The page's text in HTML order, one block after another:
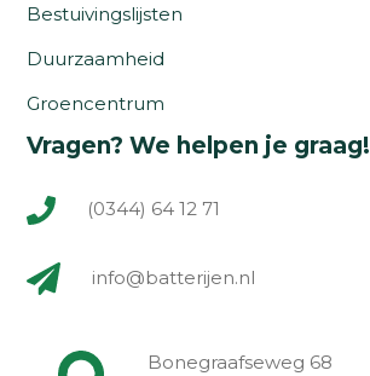
Bestuivingslijsten
Duurzaamheid
Groencentrum
Vragen? We helpen je graag!
(0344) 64 12 71
info@batterijen.nl
Bonegraafseweg 68